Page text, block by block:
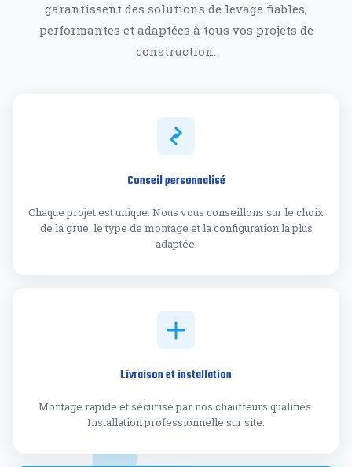
garantissent des solutions de levage fiables,
performantes et adaptées à tous vos projets de
construction.
Conseil personnalisé
Chaque projet est unique. Nous vous conseillons sur le choix
de la grue, le type de montage et la configuration la plus
adaptée.
Livraison et installation
Montage rapide et sécurisé par nos chauffeurs qualifiés.
Installation professionnelle sur site.